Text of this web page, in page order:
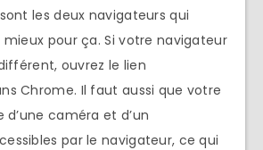
les deux navigateurs qui
pour ça. Si votre navigateur
ouvrez le lien
Chrome. Il faut aussi que votre
d’une caméra et d’un
par le navigateur, ce qui